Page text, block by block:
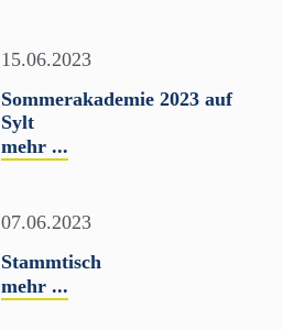
15.06.2023
Sommerakademie 2023 auf
Sylt
mehr ...
07.06.2023
Stammtisch
mehr ...